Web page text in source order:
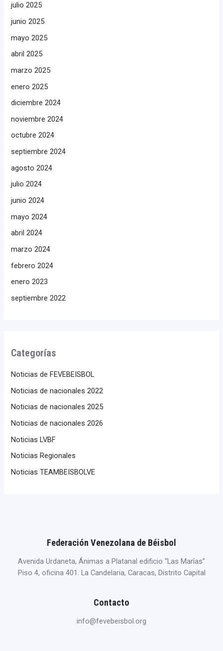
julio 2025
junio 2025
mayo 2025
abril 2025
marzo 2025
enero 2025
diciembre 2024
noviembre 2024
octubre 2024
septiembre 2024
agosto 2024
julio 2024
junio 2024
mayo 2024
abril 2024
marzo 2024
febrero 2024
enero 2023
septiembre 2022
Categorías
Noticias de FEVEBEISBOL
Noticias de nacionales 2022
Noticias de nacionales 2025
Noticias de nacionales 2026
Noticias LVBF
Noticias Regionales
Noticias TEAMBEISBOLVE
Federación Venezolana de Béisbol
Avenida Urdaneta, Ánimas a Platanal edificio “Las Marías”
Piso 4, oficina 401. La Candelaria, Caracas, Distrito Capital
Contacto
info@fevebeisbol.org